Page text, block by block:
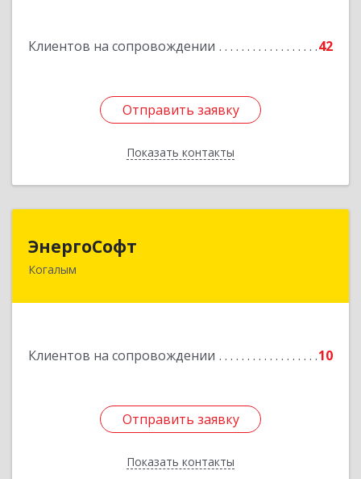
Клиентов на сопровождении 42
Отправить заявку
Показать контакты
Отправить заявку
Назад
ЭнергоСофт
Когалым
Клиентов на сопровождении 10
Отправить заявку
Показать контакты
628485, Ханты-Мансийский Автономный округ
Подробнее
Отправить заявку
Назад